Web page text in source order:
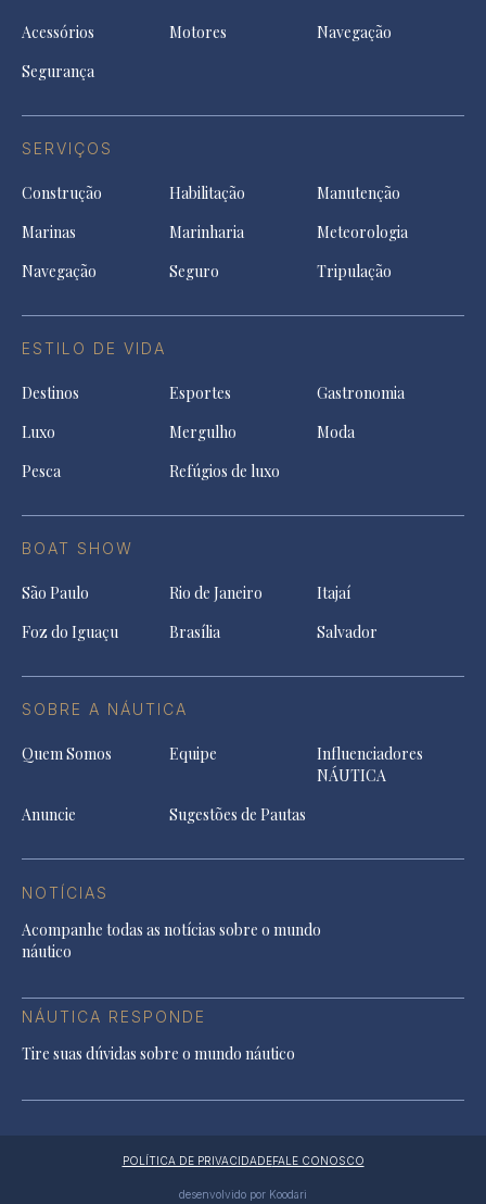
Acessórios Motores
Navegação
Segurança
SERVIÇOS
Construção Habilitação
Manutenção
Marinas
Marinharia
Meteorologia
Navegação
Seguro Tripulação
ESTILO DE VIDA
Destinos Esportes
Gastronomia
Luxo
Mergulho
Moda
Pesca
Refúgios de luxo
BOAT SHOW
São Paulo Rio de Janeiro
Itajaí
Foz do Iguaçu
Brasília Salvador
SOBRE A NÁUTICA
Quem Somos Equipe
Influenciadores
NÁUTICA
Anuncie
Sugestões de Pautas
NOTÍCIAS
Acompanhe todas as notícias sobre o mundo
náutico
NÁUTICA RESPONDE
Tire suas dúvidas sobre o mundo náutico
POLÍTICA DE PRIVACIDADEFALE CONOSCO
desenvolvido por Koodari